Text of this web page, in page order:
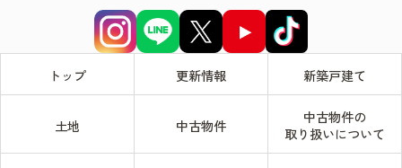
トップ 更新情報 新築戸建て
土地 中古物件
中古物件の
取り扱いについて